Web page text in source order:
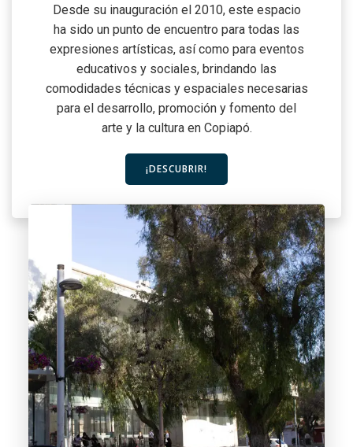
Desde su inauguración el 2010, este espacio
ha sido un punto de encuentro para todas las
expresiones artísticas, así como para eventos
educativos y sociales, brindando las
comodidades técnicas y espaciales necesarias
para el desarrollo, promoción y fomento del
arte y la cultura en Copiapó.
¡DESCUBRIR!